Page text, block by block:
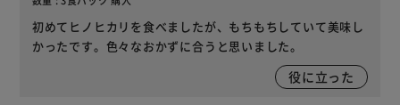
初めてヒノヒカリを食べましたが、もちもちしていて美味し
かったです。色々なおかずに合うと思いました。
役に立った